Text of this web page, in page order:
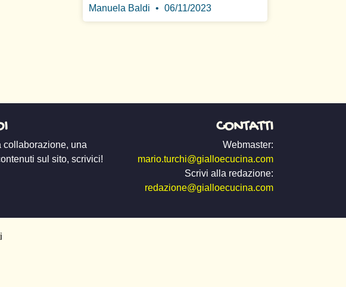
Manuela Baldi 06/11/2023
collaborazione, una
sul sito, scrivici!
CONTATTI
Webmaster:
mario.turchi@gialloecucina.com
Scrivi alla redazione:
redazione@gialloecucina.com